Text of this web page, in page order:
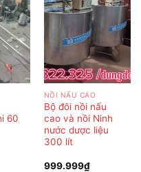
60
NỒI NẤU CAO
Bộ đôi nồi nấu
cao và nồi Ninh
nước dược liệu
300 lít
999.999₫